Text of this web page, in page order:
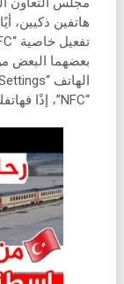
هاتفين ذكيين،
بعضهما البعض
“NFC”، إذًا فهاتفك يدعمها.